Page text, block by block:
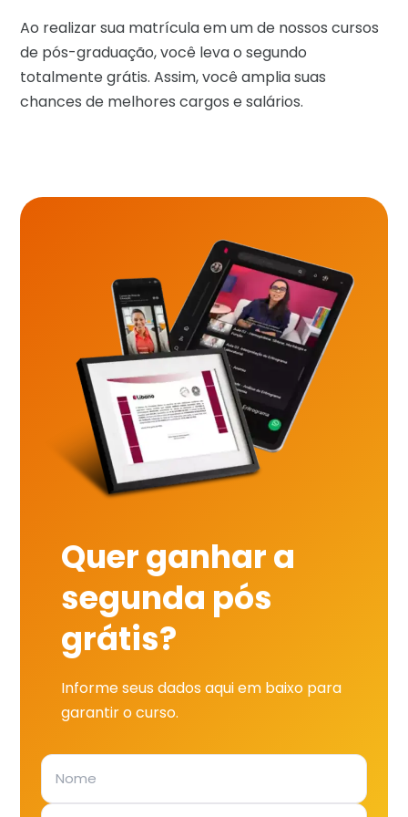
Ao realizar sua matrícula em um de nossos cursos
de pós-graduação, você leva o segundo
totalmente grátis. Assim, você amplia suas
chances de melhores cargos e salários.
Quer ganhar a
segunda pós
grátis?
Informe seus dados aqui em baixo para
garantir o curso.